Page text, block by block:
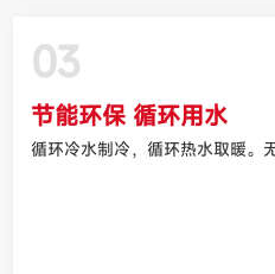
03
节能环保 循环用水
循环冷水制冷，循环热水取暖。